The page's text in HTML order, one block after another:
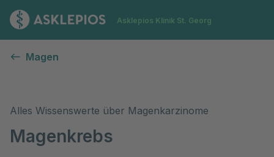
Zur Startseite
Asklepios Klinik St. Georg
Magen
Alles Wissenswerte über Magenkarzinome
Magenkrebs